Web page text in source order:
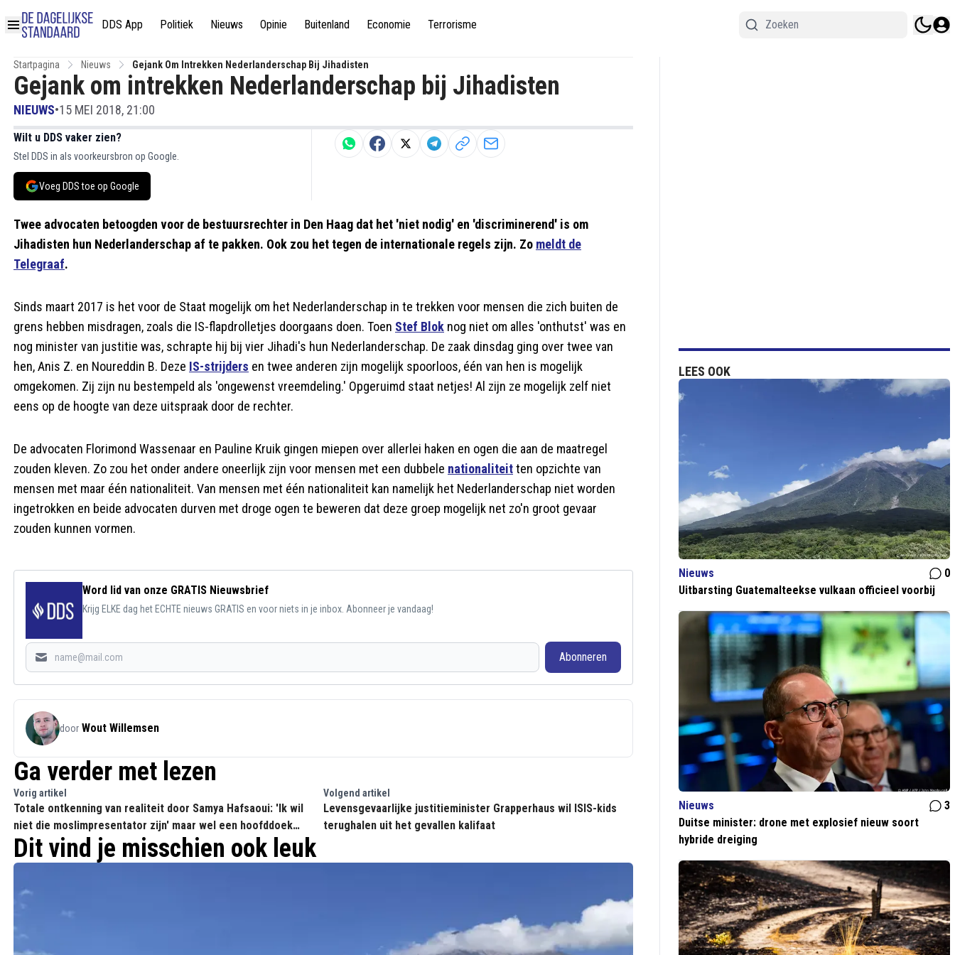
DDS App Politiek Nieuws Opinie Buitenland Economie Terrorisme
Startpagina Nieuws Gejank Om Intrekken Nederlanderschap Bij Jihadisten
Gejank om intrekken Nederlanderschap bij Jihadisten
NIEUWS•15 MEI 2018, 21:00
Wilt u DDS vaker zien?
Stel DDS in als voorkeursbron op Google.
Voeg DDS toe op Google
Twee advocaten betoogden voor de bestuursrechter in Den Haag dat het 'niet nodig' en 'discriminerend' is om
Jihadisten hun Nederlanderschap af te pakken. Ook zou het tegen de internationale regels zijn. Zo meldt de
Telegraaf.
Sinds maart 2017 is het voor de Staat mogelijk om het Nederlanderschap in te trekken voor mensen die zich buiten de
grens hebben misdragen, zoals die IS-flapdrolletjes doorgaans doen. Toen Stef Blok nog niet om alles 'onthutst' was en
nog minister van justitie was, schrapte hij bij vier Jihadi's hun Nederlanderschap. De zaak dinsdag ging over twee van
hen, Anis Z. en Noureddin B. Deze IS-strijders en twee anderen zijn mogelijk spoorloos, één van hen is mogelijk
omgekomen. Zij zijn nu bestempeld als 'ongewenst vreemdeling.' Opgeruimd staat netjes! Al zijn ze mogelijk zelf niet
eens op de hoogte van deze uitspraak door de rechter.
De advocaten Florimond Wassenaar en Pauline Kruik gingen miepen over allerlei haken en ogen die aan de maatregel
zouden kleven. Zo zou het onder andere oneerlijk zijn voor mensen met een dubbele nationaliteitten opzichte van
mensen met maar één nationaliteit. Van mensen met één nationaliteit kan namelijk het Nederlanderschap niet worden
ingetrokken en beide advocaten durven met droge ogen te beweren dat deze groep mogelijk net zo'n groot gevaar
zouden kunnen vormen.
Word lid van onze GRATIS Nieuwsbrief
Krijg ELKE dag het ECHTE nieuws GRATIS en voor niets in je inbox. Abonneer je vandaag!
Abonneren
door Wout Willemsen
Ga verder met lezen
Vorig artikel
Totale ontkenning van realiteit door Samya Hafsaoui: 'Ik wil
niet die moslimpresentator zijn' maar wel een hoofddoek
dragen
Volgend artikel
Levensgevaarlijke justitieminister Grapperhaus wil ISIS-kids
terughalen uit het gevallen kalifaat
Dit vind je misschien ook leuk
LEES OOK
Nieuws
0
Uitbarsting Guatemalteekse vulkaan officieel voorbij
Nieuws
3
Duitse minister: drone met explosief nieuw soort
hybride dreiging